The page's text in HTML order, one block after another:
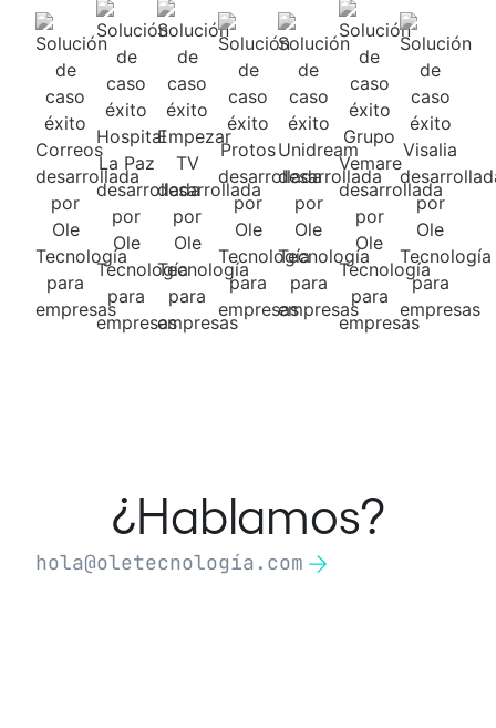
¿Hablamos?
hola@oletecnología.com